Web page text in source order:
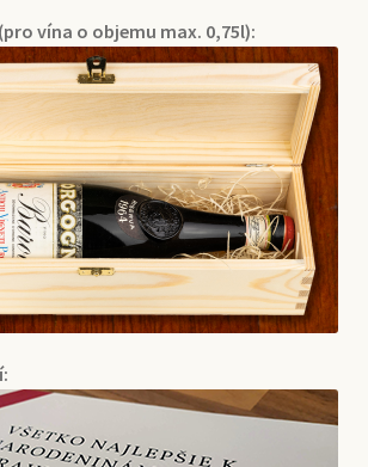
vína o objemu max. 0,75l):